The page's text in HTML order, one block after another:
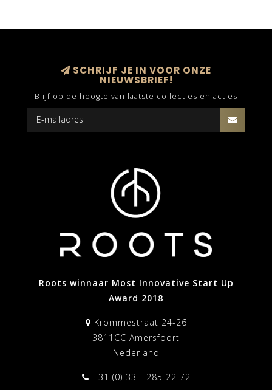
SCHRIJF JE IN VOOR ONZE
NIEUWSBRIEF!
Blijf op de hoogte van laatste collecties en acties
Roots winnaar Most Innovative Start Up
Award 2018
Krommestraat 24-26
3811CC Amersfoort
Nederland
+31 (0) 33 - 285 22 72